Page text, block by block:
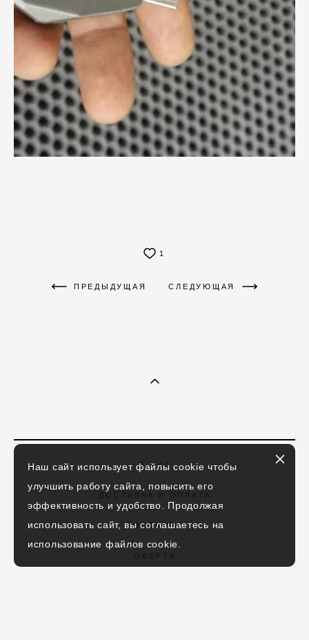
1
ПРЕДЫДУЩАЯ СЛЕДУЮЩАЯ
О НАС
ДОСТАВКА И ОПЛАТА
КОНТАКТЫ
ОФЕРТА
Наш сайт использует файлы cookie чтобы
улучшить работу сайта, повысить его
эффективность и удобство. Продолжая
использовать сайт, вы соглашаетесь на
использование файлов cookie.